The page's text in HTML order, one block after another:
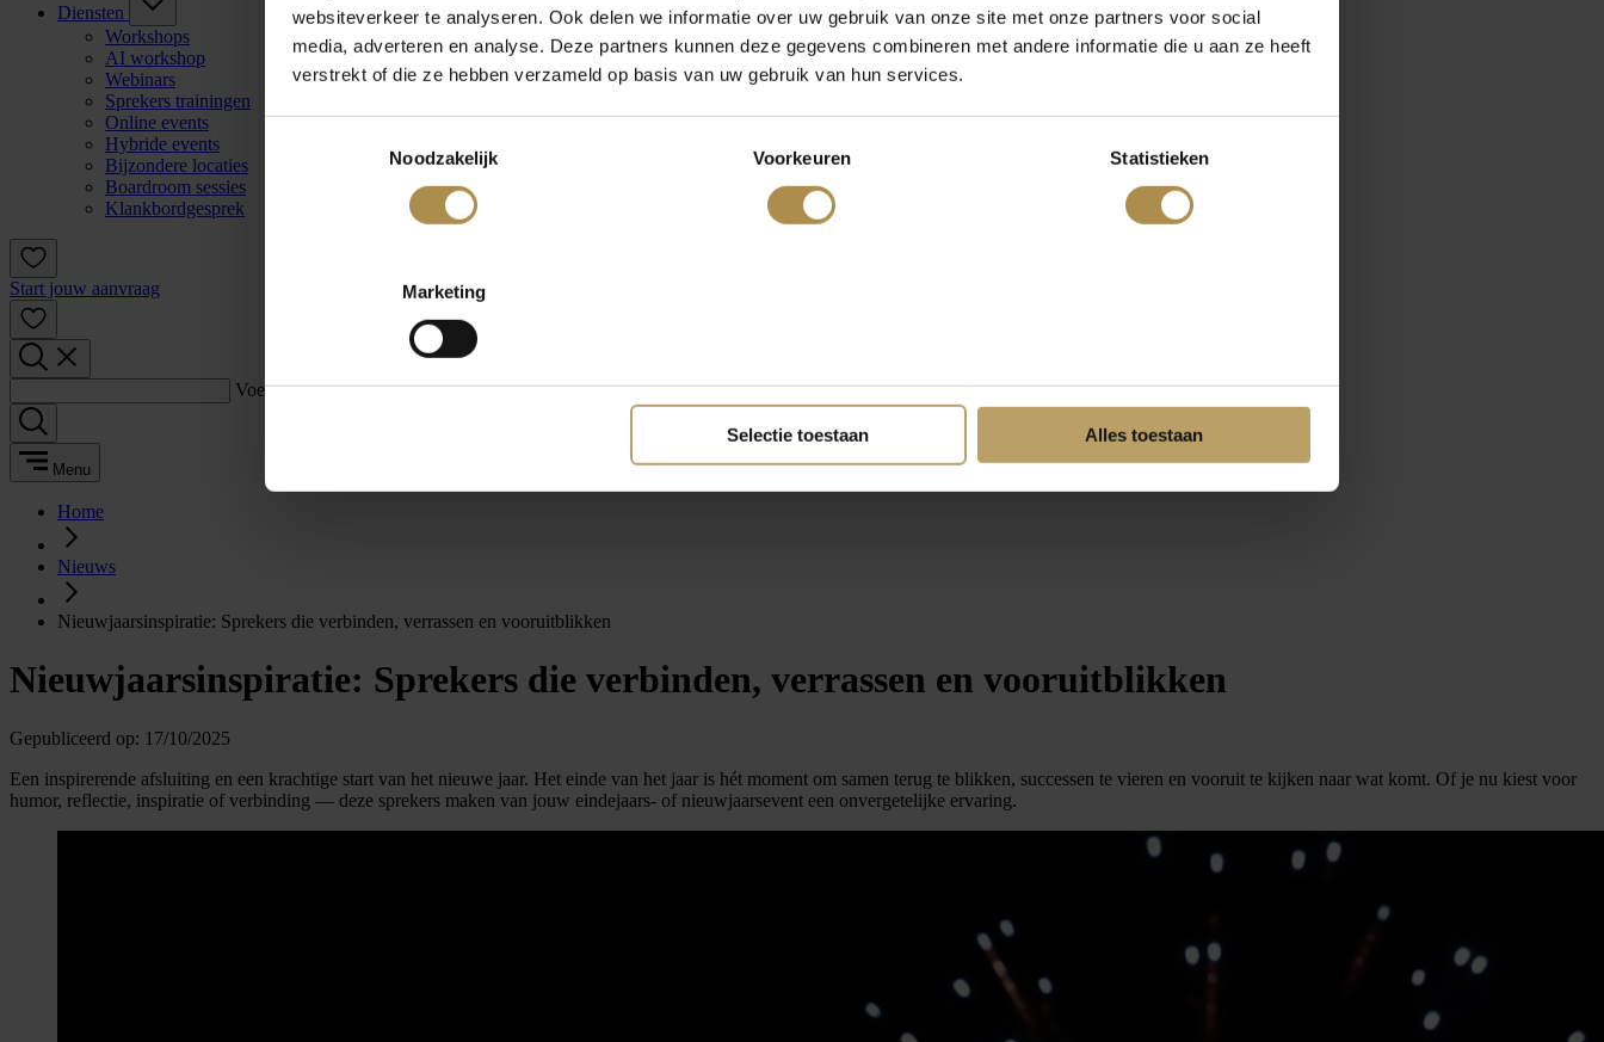
websiteverkeer te analyseren. Ook delen we informatie over uw gebruik van onze site met onze partners voor social
media, adverteren en analyse. Deze partners kunnen deze gegevens combineren met andere informatie die u aan ze heeft
verstrekt of die ze hebben verzameld op basis van uw gebruik van hun services.
Noodzakelijk
Voorkeuren Statistieken
Marketing
Selectie toestaan Alles toestaan
Diensten
Workshops
AI workshop
Webinars
Sprekers trainingen
Online events
Hybride events
Bijzondere locaties
Boardroom sessies
Klankbordgesprek
Start jouw aanvraag
Voer een zoekterm in:
Menu
Home
Nieuws
Nieuwjaarsinspiratie: Sprekers die verbinden, verrassen en vooruitblikken
Nieuwjaarsinspiratie: Sprekers die verbinden, verrassen en vooruitblikken
Gepubliceerd op: 17/10/2025
Een inspirerende afsluiting en een krachtige start van het nieuwe jaar. Het einde van het jaar is hét moment om samen terug te blikken, successen te vieren en vooruit te kijken naar wat komt. Of je nu kiest voor
humor, reflectie, inspiratie of verbinding — deze sprekers maken van jouw eindejaars- of nieuwjaarsevent een onvergetelijke ervaring.